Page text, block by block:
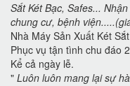
Sắt Két Bạc, Safes...
chung cư, bệnh
Nhà Máy Sản Xuất Két
Phục vụ tận tình chu đáo
Kể cả ngày lễ.
" Luôn luôn mang lại sự